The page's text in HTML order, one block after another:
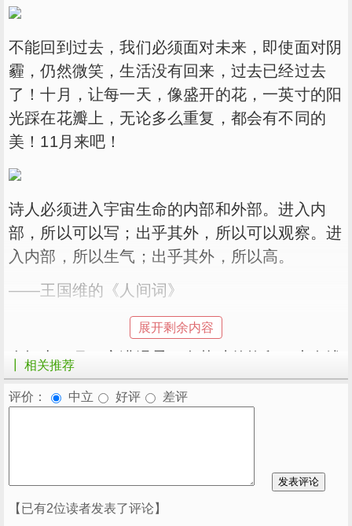
不能回到过去，我们必须面对未来，即使面对阴
霾，仍然微笑，生活没有回来，过去已经过去
了！十月，让每一天，像盛开的花，一英寸的阳
光踩在花瓣上，无论多么重复，都会有不同的
美！11月来吧！
诗人必须进入宇宙生命的内部和外部。进入内
部，所以可以写；出乎其外，所以可以观察。进
入内部，所以生气；出乎其外，所以高。
——王国维的《人间词》
人间十一月，充满温柔。有落叶的挽留，也有浅
冬的等待。
十一月，让我们期待在人生的下一站，遇见新的
展开剩余内容
┃ 相关推荐
评价： 中立 好评 差评
【已有2位读者发表了评论】